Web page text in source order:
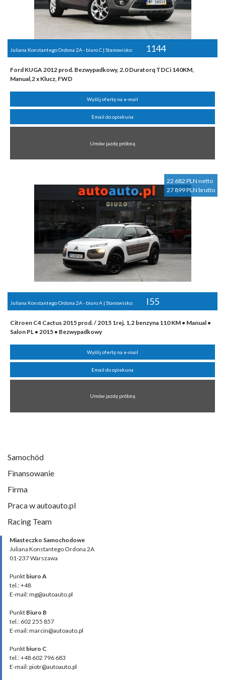
Juliana Konstantego Ordona 2A - biuro C | Stanowisko: 1144
Ford KUGA 2012 prod. Bezwypadkowy, 2.0 Duratorq TDCi 140KM,
Manual,2 x Klucz, FWD
Wyślij ofertę na e-mail
Email do opiekuna
Umów jazdę próbną
22 682 PLN netto
27 899 PLN brutto
Juliana Konstantego Ordona 2A - biuro A | Stanowisko: I55
Citroen C4 Cactus 2015 prod. / 2015 1rej. 1.2 benzyna 110 KM • Manual •
Salon PL • 2015 • Bezwypadkowy
Wyślij ofertę na e-mail
Email do opiekuna
Umów jazdę próbną
Samochód
Finansowanie
Firma
Praca w autoauto.pl
Racing Team
Miasteczko Samochodowe
Juliana Konstantego Ordona 2A
01-237 Warszawa
Punkt biuro A
tel.: +48
E-mail: mg@autoauto.pl
Punkt Biuro B
tel.: 602 255 857
E-mail: marcin@autoauto.pl
Punkt biuro C
tel.: +48 602 796 683
E-mail: piotr@autoauto.pl